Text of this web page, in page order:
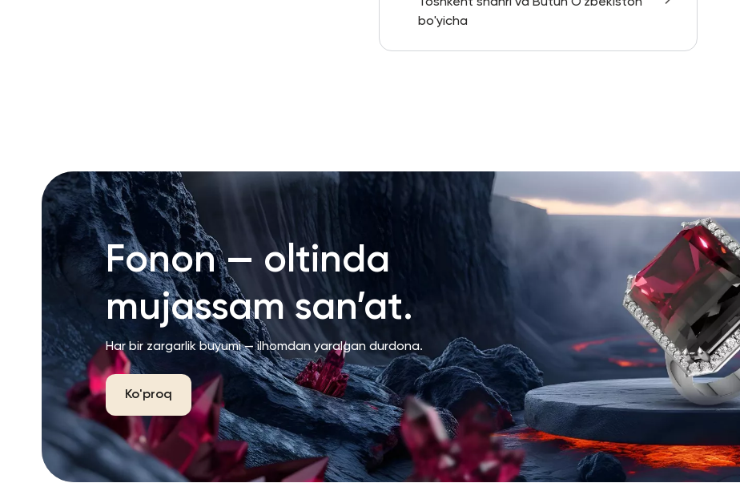
bo'yicha
Fonon — oltinda
mujassam san’at.
Har bir zargarlik buyumi — ilhomdan yaralgan durdona.
Ko'proq